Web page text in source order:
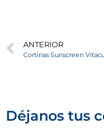
ANTERIOR
Cortinas Sunscreen
Déjanos tus